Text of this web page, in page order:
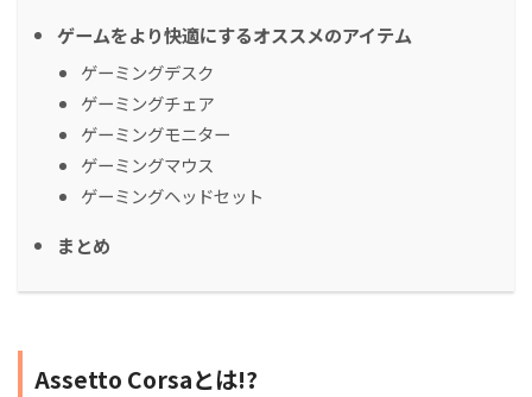
ゲームをより快適にするオススメのアイテム
ゲーミングデスク
ゲーミングチェア
ゲーミングモニター
ゲーミングマウス
ゲーミングヘッドセット
まとめ
Assetto Corsaとは!?